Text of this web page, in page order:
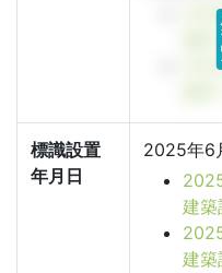
物
標識設置
年月日
2025年6
建築
建築